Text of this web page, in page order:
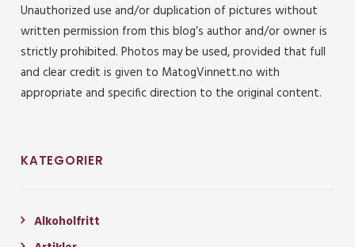
Unauthorized use and/or duplication of pictures without
written permission from this blog’s author and/or owner is
strictly prohibited. Photos may be used, provided that full
and clear credit is given to MatogVinnett.no with
appropriate and specific direction to the original content.
KATEGORIER
Alkoholfritt